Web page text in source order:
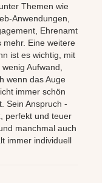
Themen wie
Anwendungen,
Ehrenamt
mehr. Eine weitere
ist es wichtig, mit
Aufwand,
wenn das Auge
immer schön
Sein Anspruch -
perfekt und teuer
manchmal auch
immer individuell